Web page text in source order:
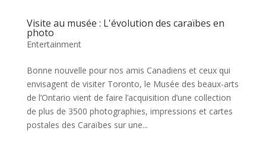
Visite au musée : L'évolution des caraïbes en
photo
Entertainment
Bonne nouvelle pour nos amis Canadiens et ceux qui
envisagent de visiter Toronto, le Musée des beaux-arts
de l’Ontario vient de faire l’acquisition d’une collection
de plus de 3500 photographies, impressions et cartes
postales des Caraïbes sur une...